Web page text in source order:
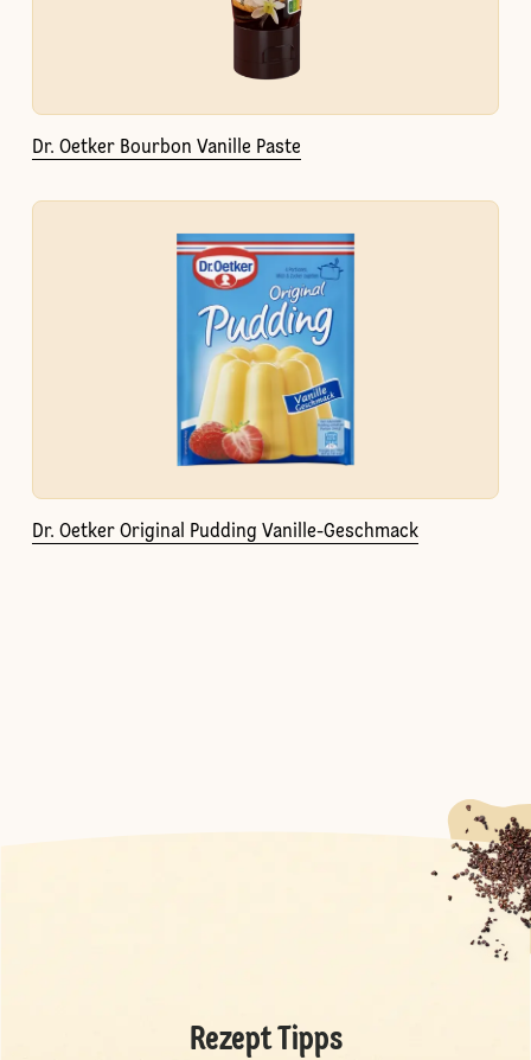
Dr. Oetker Bourbon Vanille Paste
Dr. Oetker Original Pudding Vanille-Geschmack
Rezept Tipps